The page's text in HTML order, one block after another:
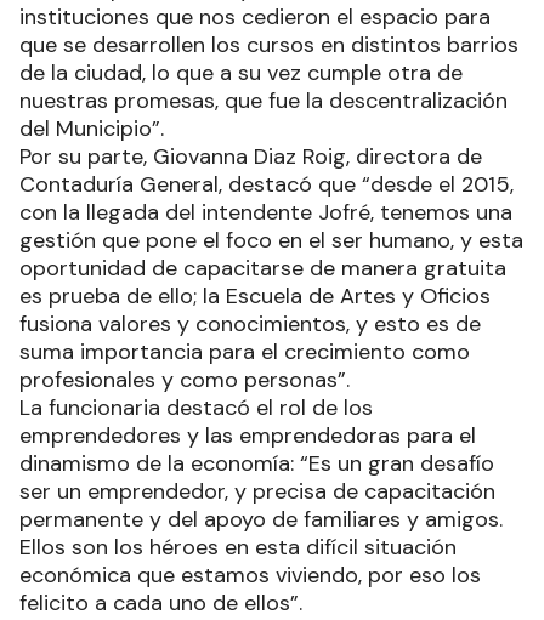
instituciones que nos cedieron el espacio para
que se desarrollen los cursos en distintos barrios
de la ciudad, lo que a su vez cumple otra de
nuestras promesas, que fue la descentralización
del Municipio”.
Por su parte, Giovanna Diaz Roig, directora de
Contaduría General, destacó que “desde el 2015,
con la llegada del intendente Jofré, tenemos una
gestión que pone el foco en el ser humano, y esta
oportunidad de capacitarse de manera gratuita
es prueba de ello; la Escuela de Artes y Oficios
fusiona valores y conocimientos, y esto es de
suma importancia para el crecimiento como
profesionales y como personas”.
La funcionaria destacó el rol de los
emprendedores y las emprendedoras para el
dinamismo de la economía: “Es un gran desafío
ser un emprendedor, y precisa de capacitación
permanente y del apoyo de familiares y amigos.
Ellos son los héroes en esta difícil situación
económica que estamos viviendo, por eso los
felicito a cada uno de ellos”.